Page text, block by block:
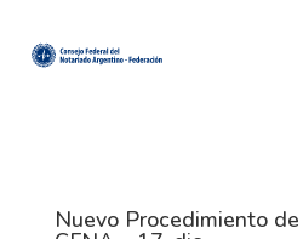
Nuevo Procedimiento